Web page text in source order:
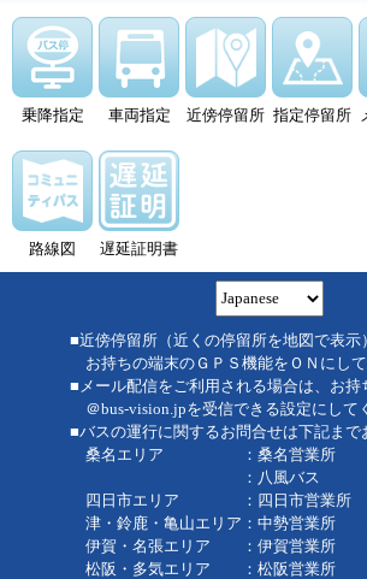
乗降指定 車両指定 近傍停留所 指定停留所
路線図 遅延証明書
■近傍停留所（近くの停留所を地図で表示
お持ちの端末のＧＰＳ機能をＯＮにして
■メール配信をご利用される場合は、お持
＠bus-vision.jpを受信できる設定にして
■バスの運行に関するお問合せは下記まで
桑名エリア ：桑名営業所
：八風バス 0594-
四日市エリア ：四日市営業所
津・鈴鹿・亀山エリア：中勢営業所
伊賀・名張エリア ：伊賀営業所
松阪・多気エリア ：松阪営業所